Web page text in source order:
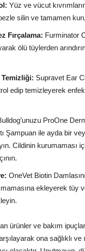
Yüz ve vücut
silin ve tamamen
Fırçalama: Furminator
ölü tüylerden
Temizliği: Supravet Ear
edip temizleyerek
ProOne
Şampuan ile ayda bir
Cildinin kurumaması
OneVet Biotin
ekleyerek tüy
ürünler ve bakım
ona sağlıklı